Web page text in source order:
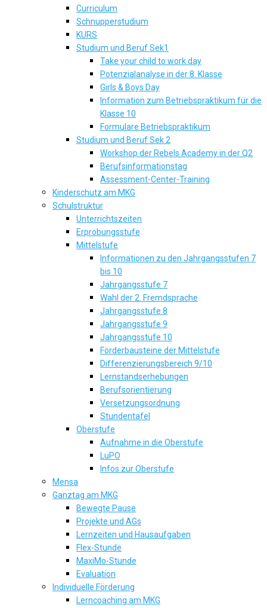
Curriculum
Schnupperstudium
KURS
Studium und Beruf Sek1
Take your child to work day
Potenzialanalyse in der 8. Klasse
Girls & Boys Day
Information zum Betriebspraktikum für die
Klasse 10
Formulare Betriebspraktikum
Studium und Beruf Sek 2
Workshop der Rebels Academy in der Q2
Berufsinformationstag
Assessment-Center-Training
Kinderschutz am MKG
Schulstruktur
Unterrichtszeiten
Erprobungsstufe
Mittelstufe
Informationen zu den Jahrgangsstufen 7
bis 10
Jahrgangsstufe 7
Wahl der 2. Fremdsprache
Jahrgangsstufe 8
Jahrgangsstufe 9
Jahrgangsstufe 10
Förderbausteine der Mittelstufe
Differenzierungsbereich 9/10
Lernstandserhebungen
Berufsorientierung
Versetzungsordnung
Stundentafel
Oberstufe
Aufnahme in die Oberstufe
LuPO
Infos zur Oberstufe
Mensa
Ganztag am MKG
Bewegte Pause
Projekte und AGs
Lernzeiten und Hausaufgaben
Flex-Stunde
MaxiMo-Stunde
Evaluation
Individuelle Förderung
Lerncoaching am MKG